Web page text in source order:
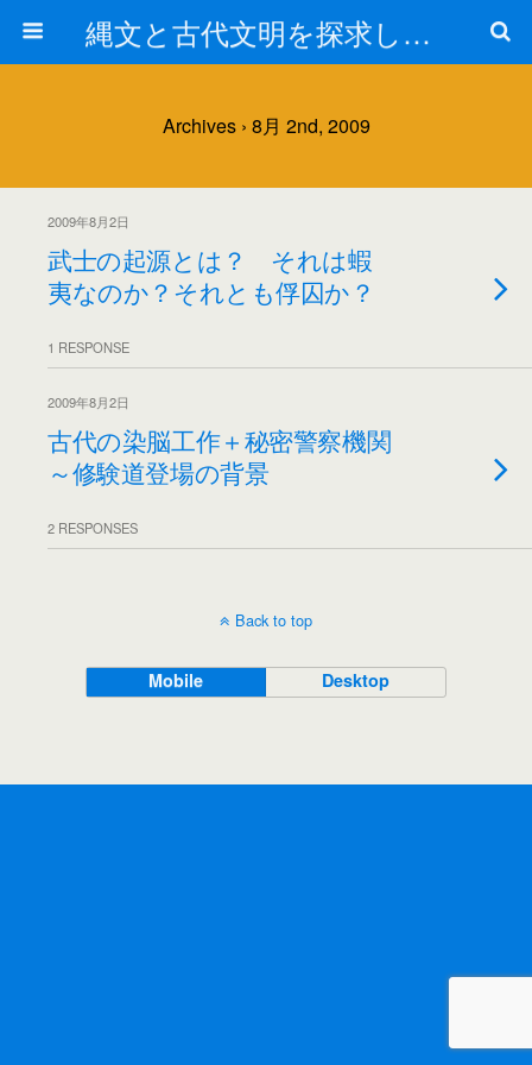
縄文と古代文明を探求しよう！
Archives › 8月 2nd, 2009
2009年8月2日
武士の起源とは？ それは蝦
夷なのか？それとも俘囚か？
1 RESPONSE
2009年8月2日
古代の染脳工作＋秘密警察機関
～修験道登場の背景
2 RESPONSES
Back to top
Mobile Desktop